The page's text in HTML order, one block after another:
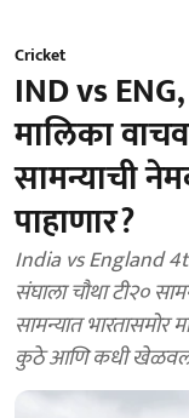
Cricket
IND vs
मालिका
सामन्याची
पाहाणार?
India vs England
संघाला चौथा टी२०
सामन्यात
कुठे आणि कधी